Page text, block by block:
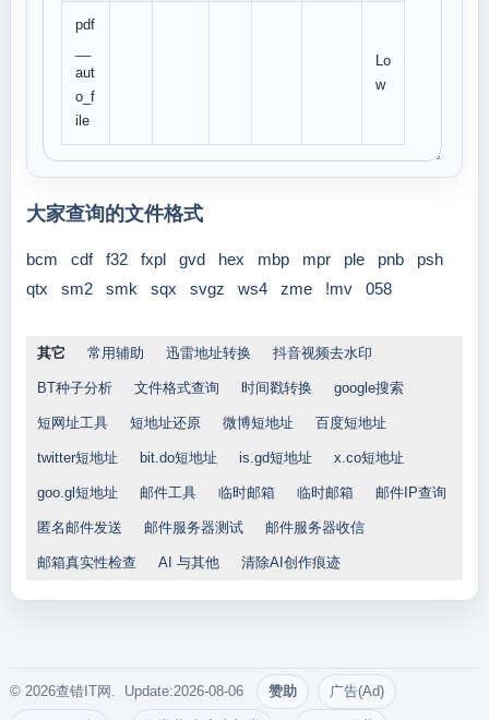
pdf
aut
o_f
ile
Lo
w
大家查询的文件格式
bcm cdf f32 fxpl gvd hex mbp mpr ple pnb
psh
qtx
sm2 smk sqx svgz ws4 zme !mv 058
其它 常用辅助 迅雷地址转换 抖音视频去水印
BT种子分析 文件格式查询 时间戳转换 google搜索
短网址工具 短地址还原 微博短地址 百度短地址
twitter短地址 bit.do短地址 is.gd短地址 x.co短地址
goo.gl短地址 邮件工具 临时邮箱 临时邮箱 邮件IP查询
匿名邮件发送 邮件服务器测试 邮件服务器收信
邮箱真实性检查 AI 与其他 清除AI创作痕迹
© 2026查错IT网. Update:2026-08-06 赞助 广告(Ad)